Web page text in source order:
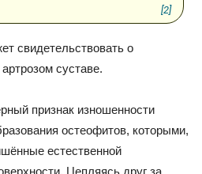
[2]
свидетельствовать о
суставе.
признак изношенности
остеофитов, которыми,
естественной
Цепляясь друг за